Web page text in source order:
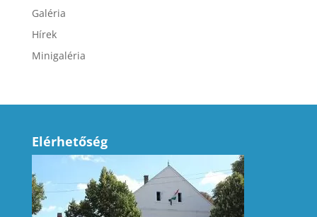
Galéria
Hírek
Minigaléria
Elérhetőség